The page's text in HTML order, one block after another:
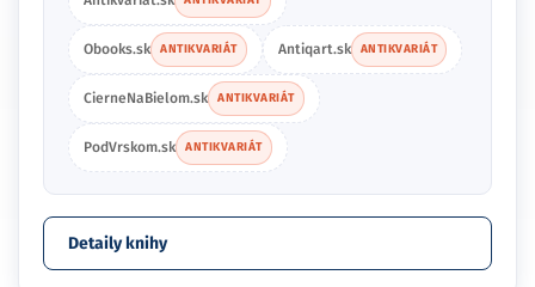
Obooks.sk ANTIKVARIÁT Antiqart.sk ANTIKVARIÁT
CierneNaBielom.sk ANTIKVARIÁT
PodVrskom.sk ANTIKVARIÁT
Detaily knihy